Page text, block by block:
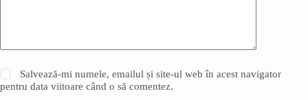
Salvează-mi numele, emailul și site-ul web în acest navigator
pentru data viitoare când o să comentez.